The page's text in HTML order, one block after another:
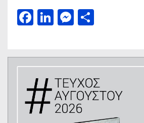
Facebook
LinkedIn
Messenger